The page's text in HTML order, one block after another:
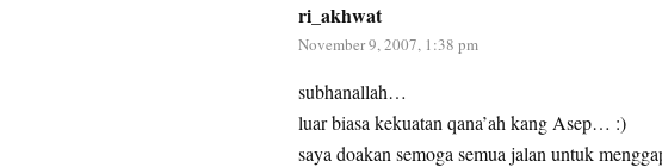
ri_akhwat
November 9, 2007, 1:38 pm
subhanallah…
luar biasa kekuatan qana’ah kang Asep… :)
saya doakan semoga semua jalan untuk